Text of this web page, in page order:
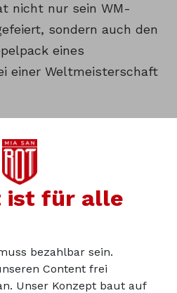
nicht nur sein WM-
sondern auch den
eines
einer Weltmeisterschaft
in der
Abschluss vorm 0:1
kommt ihm zuvor.
ist für alle
bezahlbar sein.
Content frei
Unser Konzept baut auf